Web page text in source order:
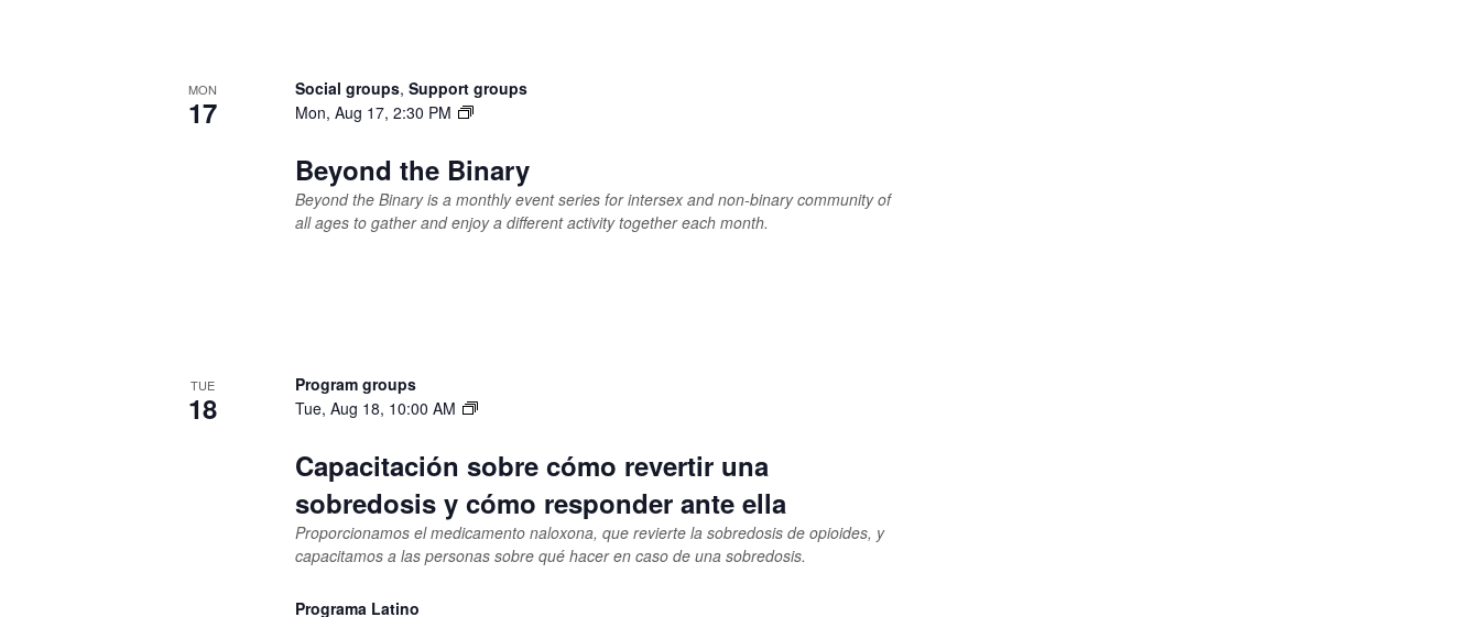
MON
17
Social groups, Support groups
Beyond the Binary
Mon, Aug 17, 2:30 PM
Beyond the Binary is a monthly event series for intersex and non-binary community of
all ages to gather and enjoy a different activity together each month.
TUE
18
Program groups
Capacitación sobre cómo revertir una
sobredosis y cómo responder ante ella
Tue, Aug 18, 10:00 AM
Proporcionamos el medicamento naloxona, que revierte la sobredosis de opioides, y
capacitamos a las personas sobre qué hacer en caso de una sobredosis.
Programa Latino